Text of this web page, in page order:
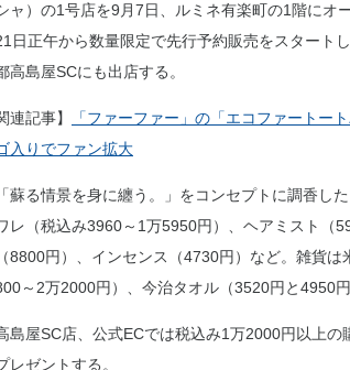
ャ）の1号店を9月7日、ルミネ有楽町の1階にオ
日正午から数量限定で先行予約販売をスタート
高島屋SCにも出店する。
連記事】
「ファーファー」の「エコファートー
入りでファン拡大
蘇る情景を身に纏う。」をコンセプトに調香し
レ（税込み3960～1万5950円）、ヘアミスト（
8800円）、インセンス（4730円）など。雑貨は
～2万2000円）、今治タオル（3520円と4950円
屋SC店、公式ECでは税込み1万2000円以上の
ゼントする。